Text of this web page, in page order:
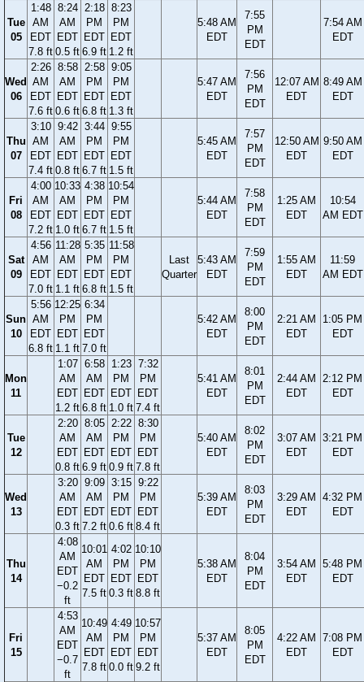
Tue
05
1:48
AM
EDT
7.8 ft
8:24
AM
EDT
0.5 ft
2:18
PM
EDT
6.9 ft
8:23
PM
EDT
1.2 ft
5:48 AM
EDT
7:55
PM
EDT
7:54 AM
EDT
Wed
06
2:26
AM
EDT
7.6 ft
8:58
AM
EDT
0.6 ft
2:58
PM
EDT
6.8 ft
9:05
PM
EDT
1.3 ft
5:47 AM
EDT
7:56
PM
EDT
12:07 AM
EDT
8:49 AM
EDT
Thu
07
3:10
AM
EDT
7.4 ft
9:42
AM
EDT
0.8 ft
3:44
PM
EDT
6.7 ft
9:55
PM
EDT
1.5 ft
5:45 AM
EDT
7:57
PM
EDT
12:50 AM
EDT
9:50 AM
EDT
Fri
08
4:00
AM
EDT
7.2 ft
10:33
AM
EDT
1.0 ft
4:38
PM
EDT
6.7 ft
10:54
PM
EDT
1.5 ft
5:44 AM
EDT
7:58
PM
EDT
1:25 AM
EDT
10:54
AM EDT
Sat
09
4:56
AM
EDT
7.0 ft
11:28
AM
EDT
1.1 ft
5:35
PM
EDT
6.8 ft
11:58
PM
EDT
1.5 ft
Last
Quarter
5:43 AM
EDT
7:59
PM
EDT
1:55 AM
EDT
11:59
AM EDT
Sun
10
5:56
AM
EDT
6.8 ft
12:25
PM
EDT
1.1 ft
6:34
PM
EDT
7.0 ft
5:42 AM
EDT
8:00
PM
EDT
2:21 AM
EDT
1:05 PM
EDT
Mon
11
1:07
AM
EDT
1.2 ft
6:58
AM
EDT
6.8 ft
1:23
PM
EDT
1.0 ft
7:32
PM
EDT
7.4 ft
5:41 AM
EDT
8:01
PM
EDT
2:44 AM
EDT
2:12 PM
EDT
Tue
12
2:20
AM
EDT
0.8 ft
8:05
AM
EDT
6.9 ft
2:22
PM
EDT
0.9 ft
8:30
PM
EDT
7.8 ft
5:40 AM
EDT
8:02
PM
EDT
3:07 AM
EDT
3:21 PM
EDT
Wed
13
3:20
AM
EDT
0.3 ft
9:09
AM
EDT
7.2 ft
3:15
PM
EDT
0.6 ft
9:22
PM
EDT
8.4 ft
5:39 AM
EDT
8:03
PM
EDT
3:29 AM
EDT
4:32 PM
EDT
Thu
14
4:08
AM
EDT
−0.2
ft
10:01
AM
EDT
7.5 ft
4:02
PM
EDT
0.3 ft
10:10
PM
EDT
8.8 ft
5:38 AM
EDT
8:04
PM
EDT
3:54 AM
EDT
5:48 PM
EDT
Fri
15
4:53
AM
EDT
−0.7
ft
10:49
AM
EDT
7.8 ft
4:49
PM
EDT
0.0 ft
10:57
PM
EDT
9.2 ft
5:37 AM
EDT
8:05
PM
EDT
4:22 AM
EDT
7:08 PM
EDT